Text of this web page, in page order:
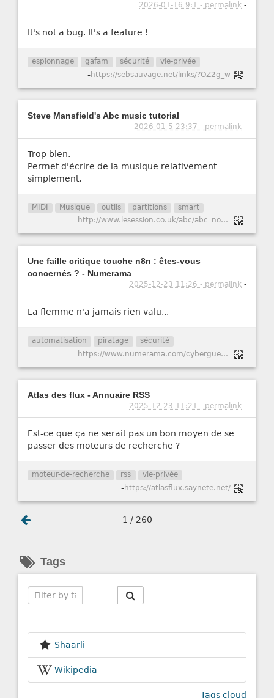
2026-01-16 9:1 - permalink -
It's not a bug. It's a feature !
espionnage gafam sécurité vie-privée
-https://sebsauvage.net/links/?OZ2g_w
Steve Mansfield's Abc music tutorial
2026-01-5 23:37 - permalink -
Trop bien.
Permet d'écrire de la musique relativement
simplement.
MIDI Musique outils partitions smart
- http://www.lesession.co.uk/abc/abc_notation.htm
Une faille critique touche n8n : êtes-vous
concernés ? - Numerama
2025-12-23 11:26 - permalink -
La flemme n'a jamais rien valu...
automatisation piratage sécurité
- https://www.numerama.com/cyberguerre/2147741-une-faille-critique-touche-n8n-etes-vous-concernes.html
Atlas des flux - Annuaire RSS
2025-12-23 11:21 - permalink -
Est-ce que ça ne serait pas un bon moyen de se
passer des moteurs de recherche ?
moteur-de-recherche rss vie-privée
-https://atlasflux.saynete.net/
1 / 260
Tags
Shaarli
Wikipedia
Tags cloud